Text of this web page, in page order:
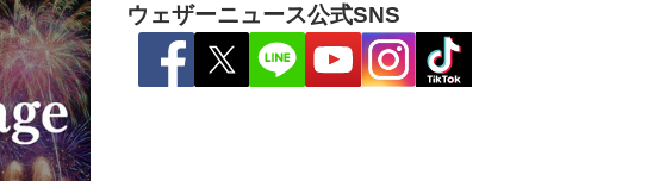
ウェザーニュース公式SNS